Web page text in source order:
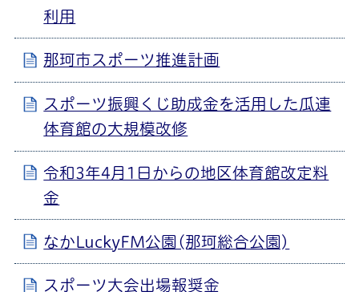
利用
那珂市スポーツ推進計画
スポーツ振興くじ助成金を活用した瓜連
体育館の大規模改修
令和3年4月1日からの地区体育館改定料
金
なかLuckyFM公園(那珂総合公園)
スポーツ大会出場報奨金